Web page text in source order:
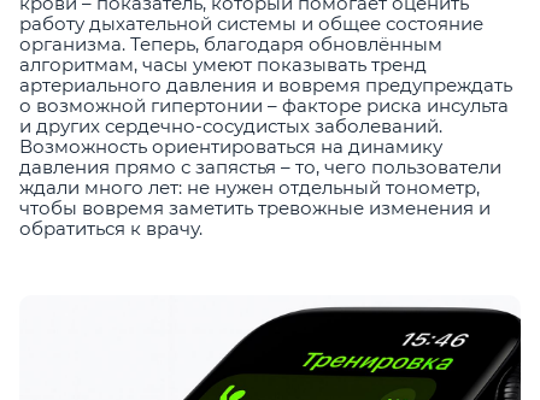
работу дыхательной системы и общее состояние
организма. Теперь, благодаря обновлённым
алгоритмам, часы умеют показывать тренд
артериального давления и вовремя предупреждать
о возможной гипертонии – факторе риска инсульта
и других сердечно-сосудистых заболеваний.
Возможность ориентироваться на динамику
давления прямо с запястья – то, чего пользователи
ждали много лет: не нужен отдельный тонометр,
чтобы вовремя заметить тревожные изменения и
обратиться к врачу.